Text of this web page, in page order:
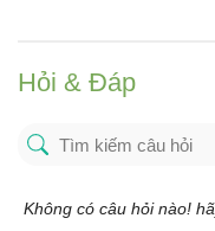
Hỏi & Đáp
Không có câu hỏi nào!